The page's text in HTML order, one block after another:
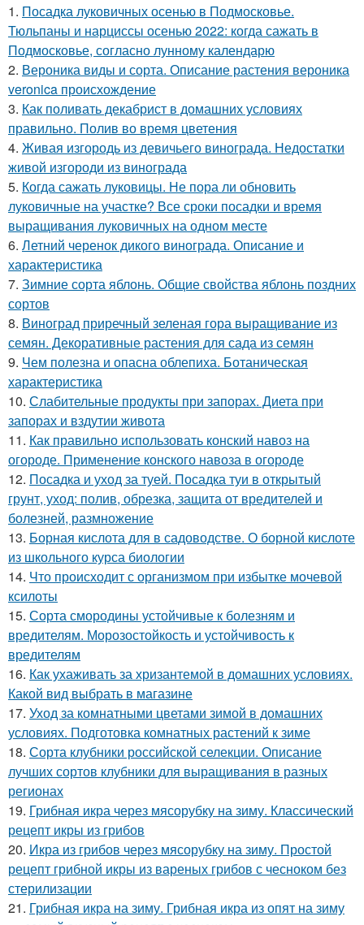
1. Посадка луковичных осенью в Подмосковье.
Тюльпаны и нарциссы осенью 2022: когда сажать в
Подмосковье, согласно лунному календарю
2. Вероника виды и сорта. Описание растения вероника
veronica происхождение
3. Как поливать декабрист в домашних условиях
правильно. Полив во время цветения
4. Живая изгородь из девичьего винограда. Недостатки
живой изгороди из винограда
5. Когда сажать луковицы. Не пора ли обновить
луковичные на участке? Все сроки посадки и время
выращивания луковичных на одном месте
6. Летний черенок дикого винограда. Описание и
характеристика
7. Зимние сорта яблонь. Общие свойства яблонь поздних
сортов
8. Виноград приречный зеленая гора выращивание из
семян. Декоративные растения для сада из семян
9. Чем полезна и опасна облепиха. Ботаническая
характеристика
10. Слабительные продукты при запорах. Диета при
запорах и вздутии живота
11. Как правильно использовать конский навоз на
огороде. Применение конского навоза в огороде
12. Посадка и уход за туей. Посадка туи в открытый
грунт, уход: полив, обрезка, защита от вредителей и
болезней, размножение
13. Борная кислота для в садоводстве. О борной кислоте
из школьного курса биологии
14. Что происходит с организмом при избытке мочевой
ксилоты
15. Сорта смородины устойчивые к болезням и
вредителям. Морозостойкость и устойчивость к
вредителям
16. Как ухаживать за хризантемой в домашних условиях.
Какой вид выбрать в магазине
17. Уход за комнатными цветами зимой в домашних
условиях. Подготовка комнатных растений к зиме
18. Сорта клубники российской селекции. Описание
лучших сортов клубники для выращивания в разных
регионах
19. Грибная икра через мясорубку на зиму. Классический
рецепт икры из грибов
20. Икра из грибов через мясорубку на зиму. Простой
рецепт грибной икры из вареных грибов с чесноком без
стерилизации
21. Грибная икра на зиму. Грибная икра из опят на зиму